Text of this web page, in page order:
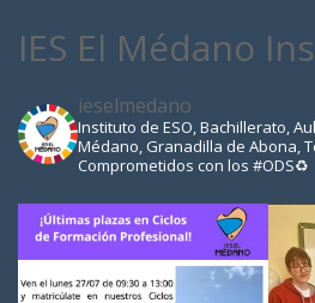
IES El Médano
ieselmedano
Instituto de ESO, Bachillerato,
Médano, Granadilla de
Comprometidos con los #ODS♻️